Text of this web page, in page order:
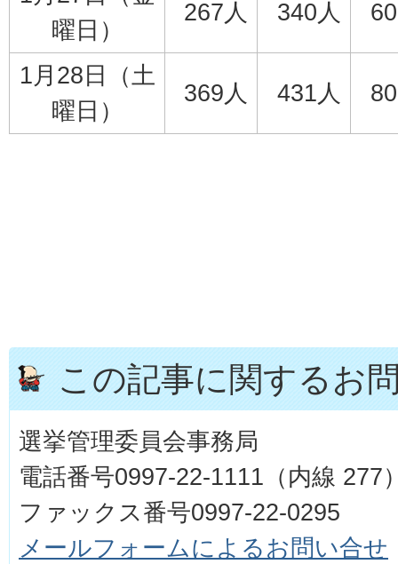
曜日）
267人 340人
1月28日（土
曜日）
369人 431人
この記事に関するお
選挙管理委員会事務局
電話番号0997-22-1111（内線 277
ファックス番号0997-22-0295
メールフォームによるお問い合せ